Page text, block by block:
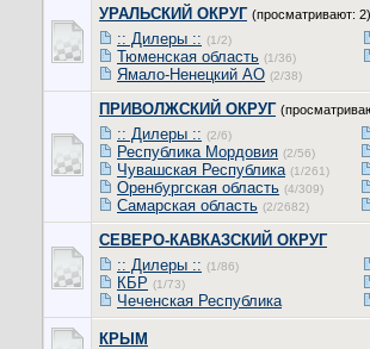
УРАЛЬСКИЙ ОКРУГ (просматривают: 2)
:: Дилеры :: (1/2)
Тюменская область (1/36)
Ямало-Ненецкий АО (2/38)
ПРИВОЛЖСКИЙ ОКРУГ
:: Дилеры :: (2/6)
Республика Мордовия (2/56)
Чувашская Республика (1/261)
Оренбургская область (4/309)
Самарская область (2/2682)
СЕВЕРО-КАВКАЗСКИЙ ОКРУГ
:: Дилеры :: (1/86)
КБР (1/73)
Чеченская Республика
КРЫМ